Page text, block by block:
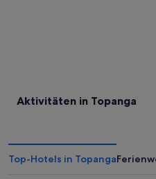
Aktivitäten in Topanga
Top-Hotels in Topanga